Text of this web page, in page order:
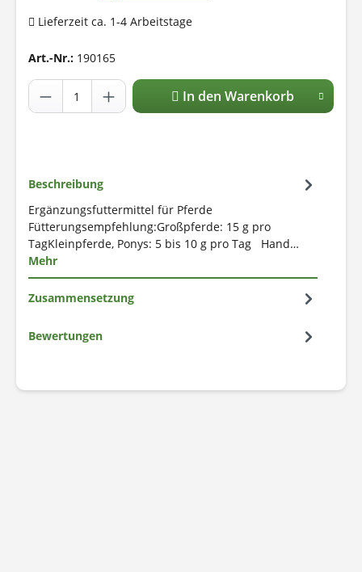
Lieferzeit ca. 1-4 Arbeitstage
Art.-Nr.: 190165
In den Warenkorb
Beschreibung
Ergänzungsfuttermittel für Pferde
Fütterungsempfehlung:Großpferde: 15 g pro
TagKleinpferde, Ponys: 5 bis 10 g pro Tag Hand…
Mehr
Zusammensetzung
Bewertungen